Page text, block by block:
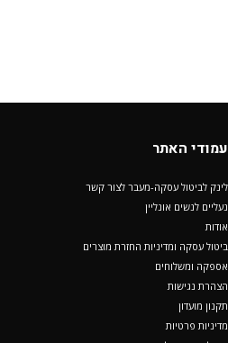
עמודי האתר
לינק לביטול עסקה-מעבר לצור קשר
נעליים לנשים אונליין
אודות
ביטול עסקה ומדיניות החזרת מוצרים
אספקה ומשלוחים
הצהרת נגישות
תקנון מועדון
מדיניות פרטיות